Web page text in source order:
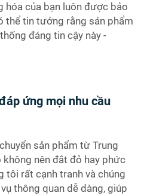
hóa của bạn luôn được bảo
thể tin tưởng rằng sản phẩm
đáng tin cậy này -
ứng mọi nhu cầu
sản phẩm từ Trung
không nên đắt đỏ hay phức
tôi rất cạnh tranh và chúng
thông quan dễ dàng, giúp